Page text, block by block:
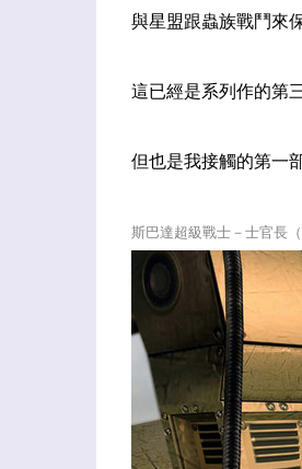
與星盟跟蟲族戰鬥來
這已經是系列作的第
但也是我接觸的第一部
斯巴達超級戰士－士官長